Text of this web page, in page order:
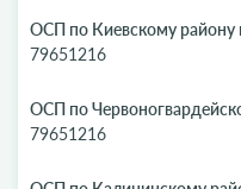
ОСП по Киевскому району
79651216
ОСП по
79651216